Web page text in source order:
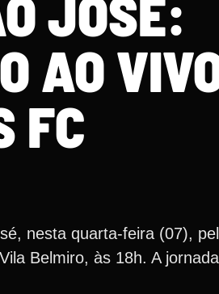
JOSÉ:
AO
FC
nesta quarta-feira (07),
Belmiro, às 18h. A jornada